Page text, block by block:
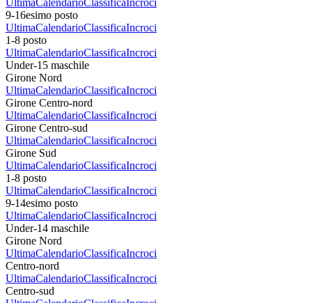
9-16esimo posto
UltimaCalendarioClassificaIncroci
1-8 posto
UltimaCalendarioClassificaIncroci
Under-15 maschile
Girone Nord
UltimaCalendarioClassificaIncroci
Girone Centro-nord
UltimaCalendarioClassificaIncroci
Girone Centro-sud
UltimaCalendarioClassificaIncroci
Girone Sud
UltimaCalendarioClassificaIncroci
1-8 posto
UltimaCalendarioClassificaIncroci
9-14esimo posto
UltimaCalendarioClassificaIncroci
Under-14 maschile
Girone Nord
UltimaCalendarioClassificaIncroci
Centro-nord
UltimaCalendarioClassificaIncroci
Centro-sud